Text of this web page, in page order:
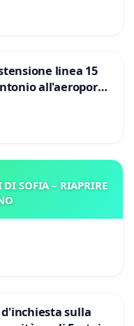
linea 15
all'aeroporto
DI SOFIA – RIAPRIRE
sulla